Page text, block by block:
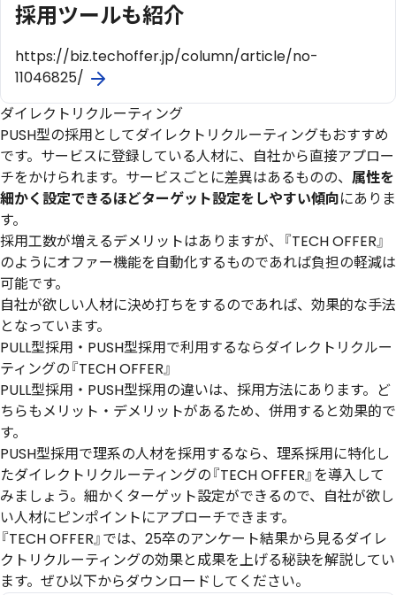
採用ツールも紹介
https://biz.techoffer.jp/column/article/no-
11046825/
ダイレクトリクルーティング
PUSH型の採用としてダイレクトリクルーティングもおすすめ
です。サービスに登録している人材に、自社から直接アプロー
チをかけられます。サービスごとに差異はあるものの、 属性を
細かく設定できるほどターゲット設定をしやすい傾向にありま
す。
採用工数が増えるデメリットはありますが、『TECH OFFER』
のようにオファー機能を自動化するものであれば負担の軽減は
可能です。
自社が欲しい人材に決め打ちをするのであれば、効果的な手法
となっています。
PULL型採用・PUSH型採用で利用するならダイレクトリクルー
ティングの『TECH OFFER』
PULL型採用・PUSH型採用の違いは、採用方法にあります。ど
ちらもメリット・デメリットがあるため、併用すると効果的で
す。
PUSH型採用で理系の人材を採用するなら、理系採用に特化し
たダイレクトリクルーティングの『TECH OFFER』を導入して
みましょう。細かくターゲット設定ができるので、自社が欲し
い人材にピンポイントにアプローチできます。
『TECH OFFER』では、 25卒のアンケート結果から見るダイレ
クトリクルーティングの効果と成果を上げる秘訣を解説してい
ます。ぜひ以下からダウンロードしてください。